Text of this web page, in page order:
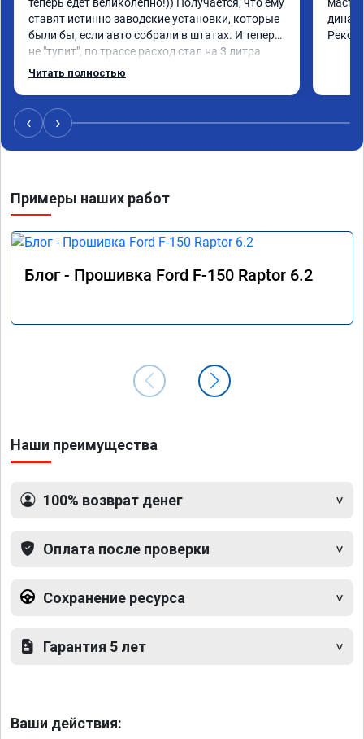
ставят истинно заводские установки, которые
были бы, если авто собрали в штатах. И теперь
не "тупит", по трассе расход стал на 3 литра
ниже! По городу меньше, если ездить как до
доволен!))
Читать полностью
‹ ›
Примеры наших работ
Блог - Прошивка Ford F-150 Raptor 6.2
Наши преимущества
100% возврат денег
Оплата после проверки
Сохранение ресурса
Гарантия 5 лет
Ваши действия: